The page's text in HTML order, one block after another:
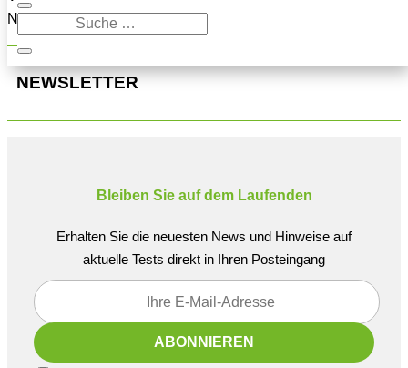
Navigation oben, um den Beitrag zu finden.
NEWSLETTER
Bleiben Sie auf dem Laufenden
Erhalten Sie die neuesten News und Hinweise auf
aktuelle Tests direkt in Ihren Posteingang